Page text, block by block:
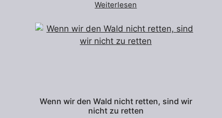
Weiterlesen
Wenn wir den Wald nicht retten, sind wir
nicht zu retten